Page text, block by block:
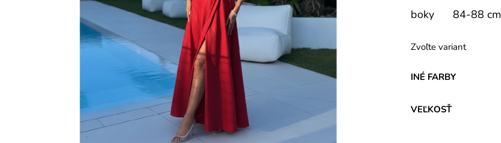
boky
84-88 cm
INÉ FARBY
VEĽKOSŤ
Zvoľte variant